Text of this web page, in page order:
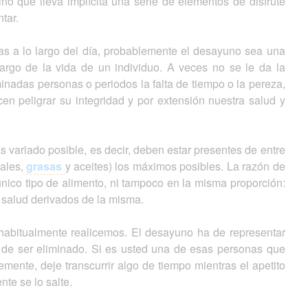
a lo largo del día, probablemente el desayuno sea una
de la vida de un individuo. A veces no se le da la
personas o periodos la falta de tiempo o la pereza,
peligrar su integridad y por extensión nuestra salud y
posible, es decir, deben estar presentes de entre
grasas y aceites) los máximos posibles. La razón de
tipo de alimento, ni tampoco en la misma proporción:
derivados de la misma.
realicemos. El desayuno ha de representar
ser eliminado. Si es usted una de esas personas que
deje transcurrir algo de tiempo mientras el apetito
se lo salte.